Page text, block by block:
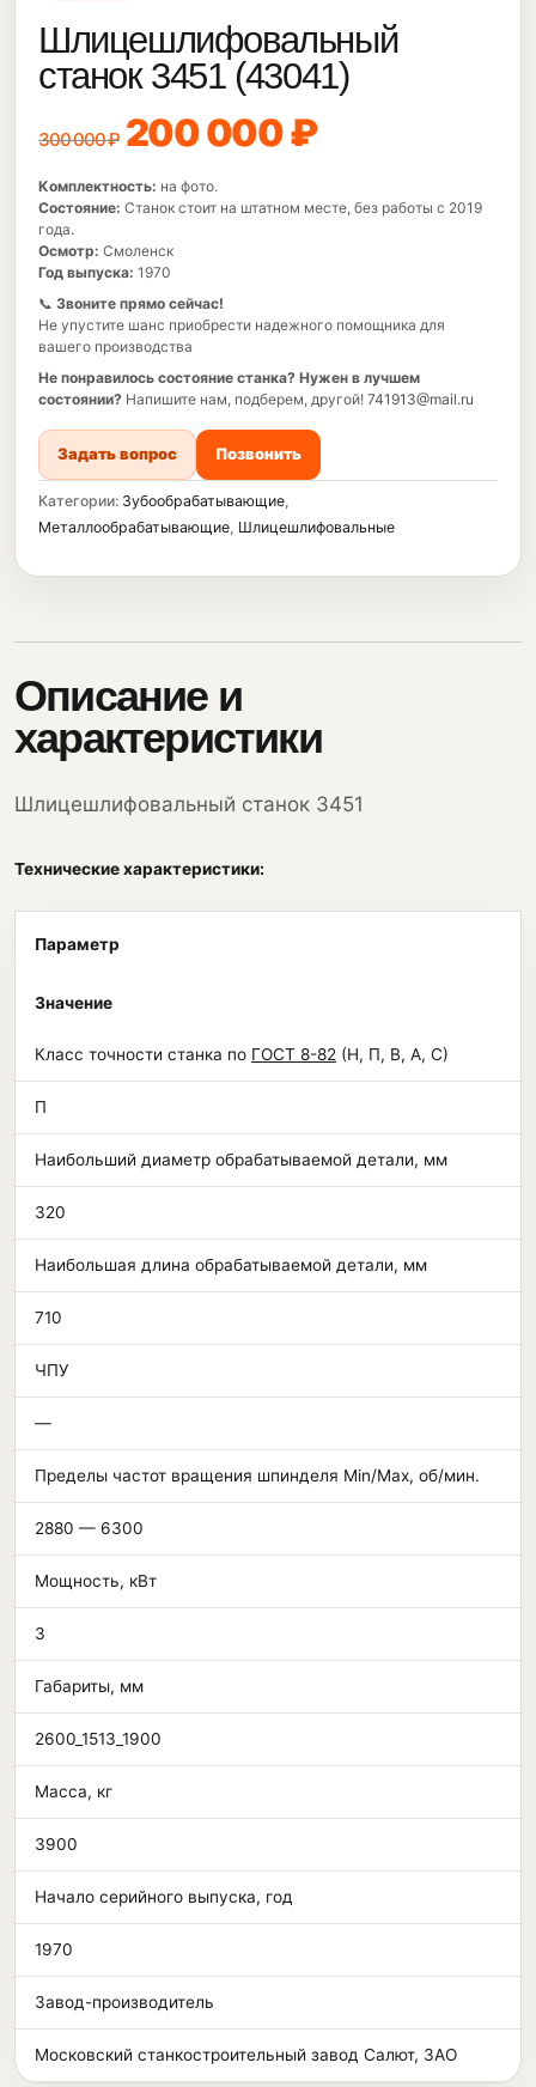
Шлицешлифовальный
станок 3451 (43041)
300 000 ₽ 200 000 ₽
Комплектность: на фото.
Состояние: Станок стоит на штатном месте, без работы с 2019
года.
Осмотр: Смоленск
Год выпуска: 1970
📞 Звоните прямо сейчас!
Не упустите шанс приобрести надежного помощника для
вашего производства
Не понравилось состояние станка? Нужен в лучшем
состоянии? Напишите нам, подберем, другой! 741913@mail.ru
Задать вопрос Позвонить
Категории: Зубообрабатывающие,
Металлообрабатывающие, Шлицешлифовальные
Описание и
характеристики
Шлицешлифовальный станок 3451
Технические характеристики:
Параметр
Значение
Класс точности станка по ГОСТ 8-82 (Н, П, В, А, С)
П
Наибольший диаметр обрабатываемой детали, мм
320
Наибольшая длина обрабатываемой детали, мм
710
ЧПУ
—
Пределы частот вращения шпинделя Min/Max, об/мин.
2880 — 6300
Мощность, кВт
3
Габариты, мм
2600_1513_1900
Масса, кг
3900
Начало серийного выпуска, год
1970
Завод-производитель
Московский станкостроительный завод Салют, ЗАО